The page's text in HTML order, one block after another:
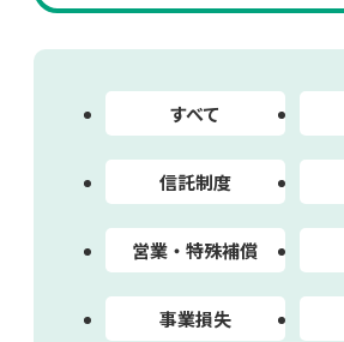
すべて
信託制度
営業・特殊補償
事業損失